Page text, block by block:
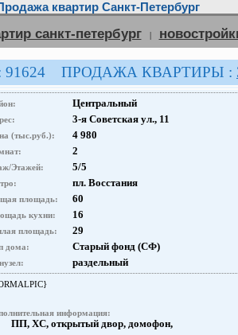
квартир Санкт-Петербург
санкт-петербург |
91624 ПРОДАЖА КВАРТИРЫ :
Центральный
3-я Советская ул., 11
(тыс.руб.): 4 980
2
Этажей: 5/5
пл. Восстания
площадь: 60
кухни: 16
площадь: 29
дома: Старый фонд (СФ)
раздельный
информация:
ПП, ХС, открытый двор, домофон,